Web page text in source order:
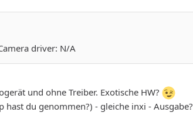
driver: N/A
und ohne Treiber. Exotische HW?
du genommen?) - gleiche inxi - Ausgabe?